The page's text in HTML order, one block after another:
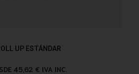
UP ESTÁNDAR
45,62 € IVA INC.